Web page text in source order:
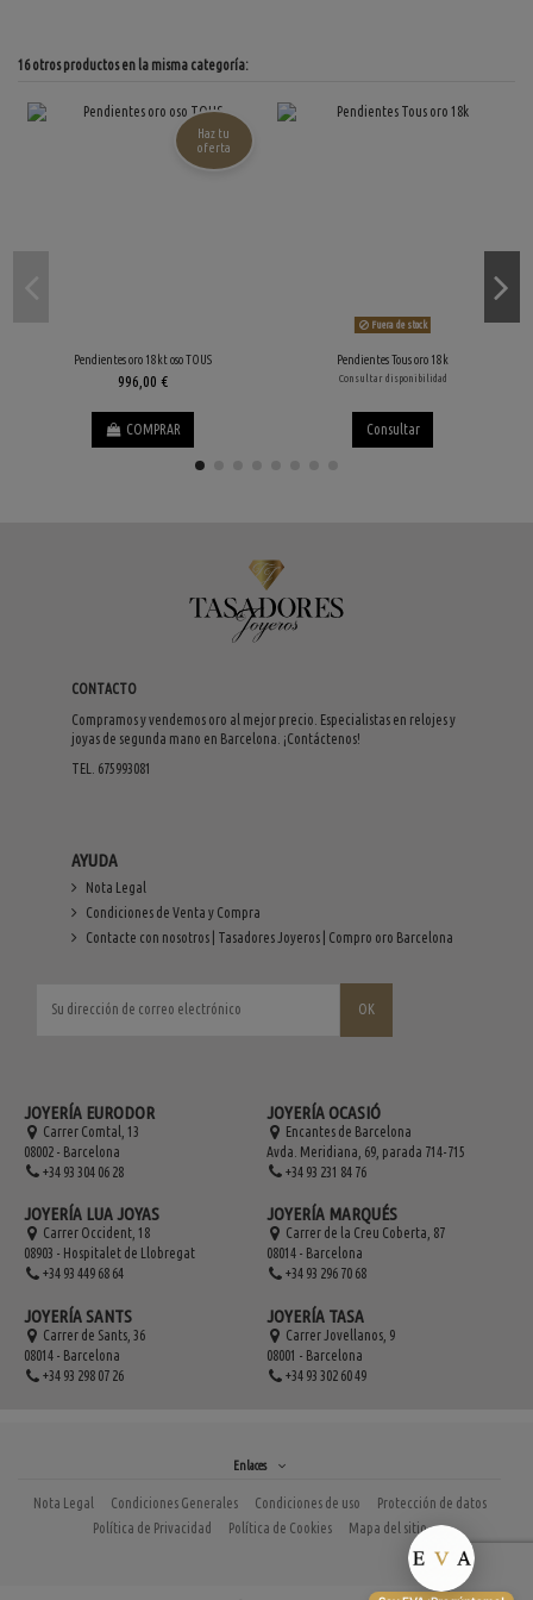
16 otros productos en la misma categoría:
Pendientes oro 18kt oso TOUS
996,00 €
COMPRAR
Haz tu
oferta
Fuera de stock
Pendientes Tous oro 18k
Consultar disponibilidad
Consultar
CONTACTO
Compramos y vendemos oro al mejor precio. Especialistas en relojes y
joyas de segunda mano en Barcelona. ¡Contáctenos!
TEL. 675993081
AYUDA
Nota Legal
Condiciones de Venta y Compra
Contacte con nosotros | Tasadores Joyeros | Compro oro Barcelona
JOYERÍA EURODOR
Carrer Comtal, 13
08002 - Barcelona
+34 93 304 06 28
JOYERÍA LUA JOYAS
Carrer Occident, 18
08903 - Hospitalet de Llobregat
+34 93 449 68 64
JOYERÍA SANTS
Carrer de Sants, 36
08014 - Barcelona
+34 93 298 07 26
JOYERÍA OCASIÓ
Encantes de Barcelona
Avda. Meridiana, 69, parada 714-715
+34 93 231 84 76
JOYERÍA MARQUÉS
Carrer de la Creu Coberta, 87
08014 - Barcelona
+34 93 296 70 68
JOYERÍA TASA
Carrer Jovellanos, 9
08001 - Barcelona
+34 93 302 60 49
Enlaces
Nota Legal Condiciones Generales Condiciones de uso
Protección de datos
Política de Privacidad
Política de Cookies Mapa del sitio